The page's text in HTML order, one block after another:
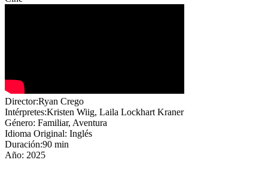
Director:Ryan Crego
Intérpretes:Kristen Wiig, Laila Lockhart Kraner
Género: Familiar, Aventura
Idioma Original: Inglés
Duración:90 min
Año: 2025